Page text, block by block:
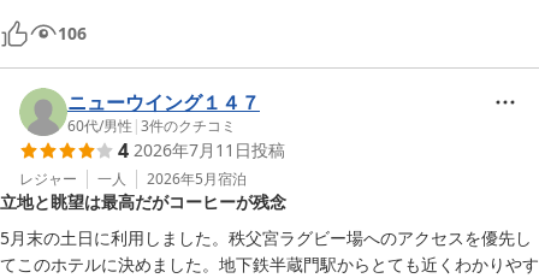
106
ニューウイング１４７
60代/男性 |3件のクチコミ
4 2026年7月11日投稿
レジャー 一人 2026年5月宿泊
立地と眺望は最高だがコーヒーが残念
5月末の土日に利用しました。秩父宮ラグビー場へのアクセスを優先し
てこのホテルに決めました。地下鉄半蔵門駅からとても近くわかりやす